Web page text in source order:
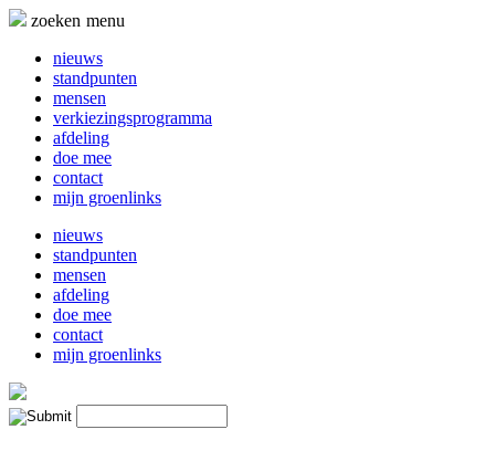
Naar
inhoud
springen
zoeken menu
nieuws
standpunten
mensen
verkiezingsprogramma
afdeling
doe mee
contact
mijn groenlinks
nieuws
standpunten
mensen
afdeling
doe mee
contact
mijn groenlinks